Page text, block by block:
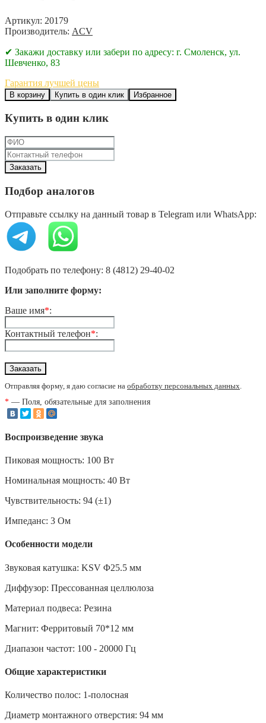
Артикул: 20179
Производитель: ACV
✔ Закажи доставку или забери по адресу: г. Смоленск, ул.
Шевченко, 83
Гарантия лучшей цены
В корзину Купить в один клик Избранное
Купить в один клик
Подбор аналогов
Отправьте ссылку на данный товар в Telegram или WhatsApp:
Подобрать по телефону: 8 (4812) 29-40-02
Или заполните форму:
Ваше имя*:
Контактный телефон*:
Отправляя форму, я даю согласие на обработку персональных данных.
* — Поля, обязательные для заполнения
Воспроизведение звука
Пиковая мощность: 100 Вт
Номинальная мощность: 40 Вт
Чувствительность: 94 (±1)
Импеданс: 3 Ом
Особенности модели
Звуковая катушка: KSV Φ25.5 мм
Диффузор: Прессованная целлюлоза
Материал подвеса: Резина
Магнит: Ферритовый 70*12 мм
Диапазон частот: 100 - 20000 Гц
Общие характеристики
Количество полос: 1-полосная
Диаметр монтажного отверстия: 94 мм